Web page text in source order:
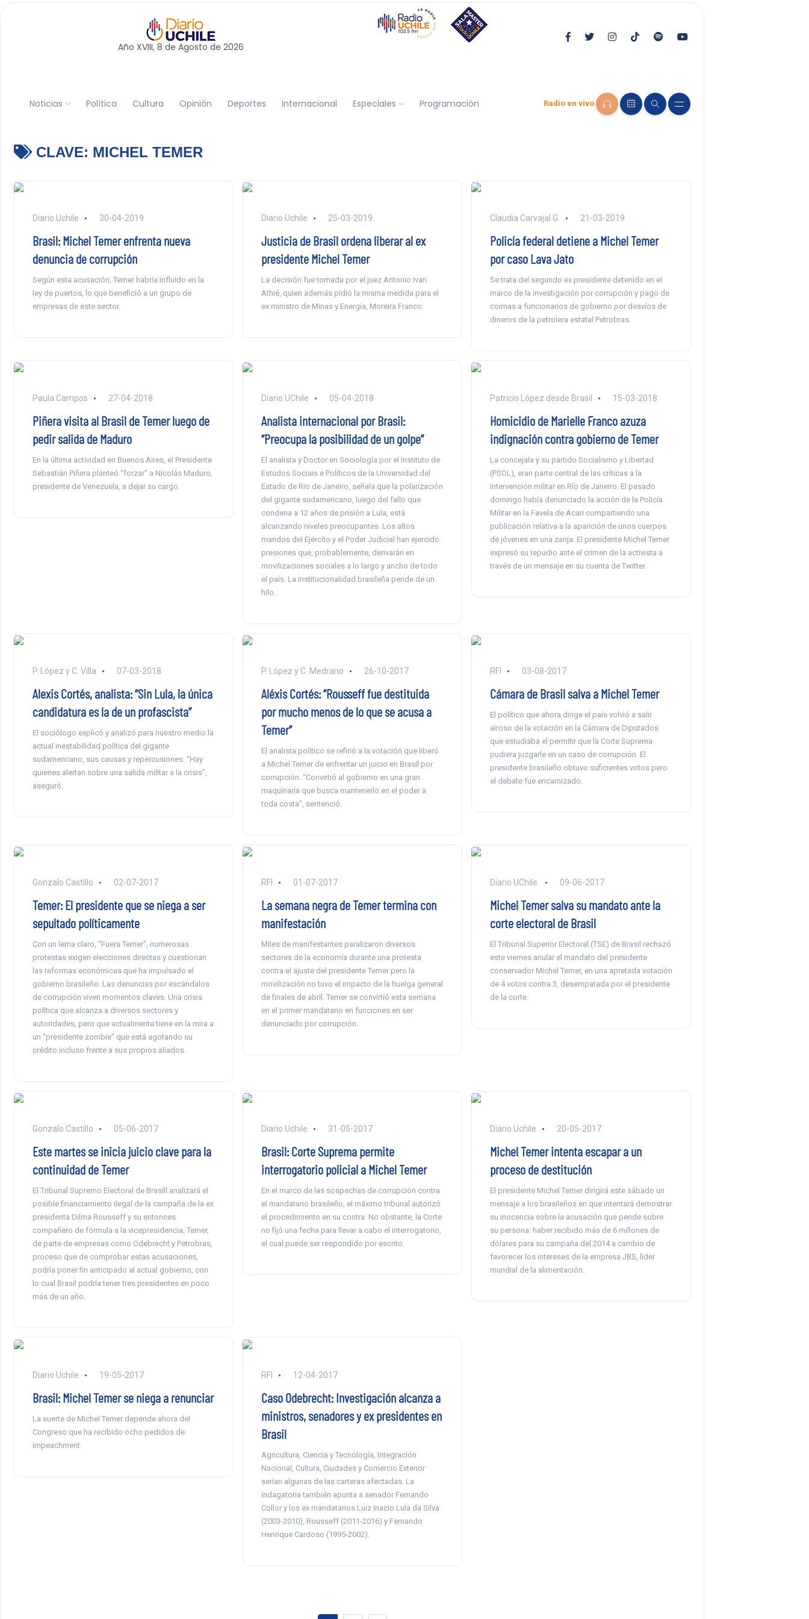
Año XVIII, 8 de Agosto de 2026
Noticias Política Cultura Opinión Deportes Internacional Especiales Programación Radio en vivo
CLAVE: MICHEL TEMER
Diario Uchile 30-04-2019
Brasil: Michel Temer enfrenta nueva
denuncia de corrupción
Según esta acusación, Temer habría influido en la
ley de puertos, lo que benefició a un grupo de
empresas de este sector.
Diario Uchile 25-03-2019
Justicia de Brasil ordena liberar al ex
presidente Michel Temer
La decisión fue tomada por el juez Antonio Ivan
Athié, quien además pidió la misma medida para el
ex ministro de Minas y Energía, Moreira Franco.
Claudia Carvajal G. 21-03-2019
Policía federal detiene a Michel Temer
por caso Lava Jato
Se trata del segundo ex presidente detenido en el
marco de la investigación por corrupción y pago de
coimas a funcionarios de gobierno por desvíos de
dineros de la petrolera estatal Petrobras.
Paula Campos 27-04-2018
Piñera visita al Brasil de Temer luego de
pedir salida de Maduro
En la última actividad en Buenos Aires, el Presidente
Sebastián Piñera planteó “forzar” a Nicolás Maduro,
presidente de Venezuela, a dejar su cargo.
Diario UChile 05-04-2018
Analista internacional por Brasil:
“Preocupa la posibilidad de un golpe”
El analista y Doctor en Sociología por el Instituto de
Estudos Sociais e Políticos de la Universidad del
Estado de Rio de Janeiro, señala que la polarización
del gigante sudamericano, luego del fallo que
condena a 12 años de prisión a Lula, está
alcanzando niveles preocupantes. Los altos
mandos del Ejército y el Poder Judicial han ejercido
presiones que, probablemente, derivarán en
movilizaciones sociales a lo largo y ancho de todo
el país. La institucionalidad brasileña pende de un
hilo.
Patricio López desde Brasil 15-03-2018
Homicidio de Marielle Franco azuza
indignación contra gobierno de Temer
La concejala y su partido Socialismo y Libertad
(PSOL), eran parte central de las críticas a la
intervención militar en Río de Janeiro. El pasado
domingo había denunciado la acción de la Policía
Militar en la Favela de Acari compartiendo una
publicación relativa a la aparición de unos cuerpos
de jóvenes en una zanja. El presidente Michel Temer
expresó su repudio ante el crimen de la activista a
través de un mensaje en su cuenta de Twitter.
P. López y C. Villa 07-03-2018
Alexis Cortés, analista: “Sin Lula, la única
candidatura es la de un profascista”
El sociólogo explicó y analizó para nuestro medio la
actual inestabilidad política del gigante
sudamericano, sus causas y repercusiones. “Hay
quienes alertan sobre una salida militar a la crisis”,
aseguró.
P. López y C. Medrano 26-10-2017
Aléxis Cortés: “Rousseff fue destituida
por mucho menos de lo que se acusa a
Temer”
El analista político se refirió a la votación que liberó
a Michel Temer de enfrentar un juicio en Brasil por
corrupción. “Convirtió al gobierno en una gran
maquinaria que busca mantenerlo en el poder a
toda costa”, sentenció.
RFI 03-08-2017
Cámara de Brasil salva a Michel Temer
El político que ahora dirige el país volvió a salir
airoso de la votación en la Cámara de Diputados
que estudiaba el permitir que la Corte Suprema
pudiera juzgarle en un caso de corrupción. El
presidente brasileño obtuvo suficientes votos pero
el debate fue encarnizado.
Gonzalo Castillo 02-07-2017
Temer: El presidente que se niega a ser
sepultado políticamente
Con un lema claro, “Fuera Temer”, numerosas
protestas exigen elecciones directas y cuestionan
las reformas económicas que ha impulsado el
gobierno brasileño. Las denuncias por escándalos
de corrupción viven momentos claves. Una crisis
política que alcanza a diversos sectores y
autoridades, pero que actualmente tiene en la mira a
un “presidente zombie” que está agotando su
crédito incluso frente a sus propios aliados.
RFI 01-07-2017
La semana negra de Temer termina con
manifestación
Miles de manifestantes paralizaron diversos
sectores de la economía durante una protesta
contra el ajuste del presidente Temer pero la
movilización no tuvo el impacto de la huelga general
de finales de abril. Temer se convirtió esta semana
en el primer mandatario en funciones en ser
denunciado por corrupción.
Diario UChile 09-06-2017
Michel Temer salva su mandato ante la
corte electoral de Brasil
El Tribunal Superior Electoral (TSE) de Brasil rechazó
este viernes anular el mandato del presidente
conservador Michel Temer, en una apretada votación
de 4 votos contra 3, desempatada por el presidente
de la corte.
Gonzalo Castillo 05-06-2017
Este martes se inicia juicio clave para la
continuidad de Temer
El Tribunal Supremo Electoral de Brasill analizará el
posible financiamiento ilegal de la campaña de la ex
presidenta Dilma Rousseff y su entonces
compañero de fórmula a la vicepresidencia, Temer,
de parte de empresas como Odebrecht y Petrobras,
proceso que de comprobar estas acusaciones,
podría poner fin anticipado al actual gobierno, con
lo cual Brasil podría tener tres presidentes en poco
más de un año.
Diario Uchile 31-05-2017
Brasil: Corte Suprema permite
interrogatorio policial a Michel Temer
En el marco de las sospechas de corrupción contra
el mandatario brasileño, el máximo tribunal autorizó
el procedimiento en su contra. No obstante, la Corte
no fijó una fecha para llevar a cabo el interrogatorio,
el cual puede ser respondido por escrito.
Diario Uchile 20-05-2017
Michel Temer intenta escapar a un
proceso de destitución
El presidente Michel Temer dirigirá este sábado un
mensaje a los brasileños en que intentará demostrar
su inocencia sobre la acusación que pende sobre
su persona: haber recibido más de 6 millones de
dólares para su campaña del 2014 a cambio de
favorecer los intereses de la empresa JBS, líder
mundial de la alimentación.
Diario Uchile 19-05-2017
Brasil: Michel Temer se niega a renunciar
La suerte de Michel Temer depende ahora del
Congreso que ha recibido ocho pedidos de
impeachment.
RFI 12-04-2017
Caso Odebrecht: Investigación alcanza a
ministros, senadores y ex presidentes en
Brasil
Agricultura, Ciencia y Tecnología, Integración
Nacional, Cultura, Ciudades y Comercio Exterior
serían algunas de las carteras afectadas. La
indagatoria también apunta a senador Fernando
Collor y los ex mandatarios Luiz Inacio Lula da Silva
(2003-2010), Rousseff (2011-2016) y Fernando
Henrique Cardoso (1995-2002).